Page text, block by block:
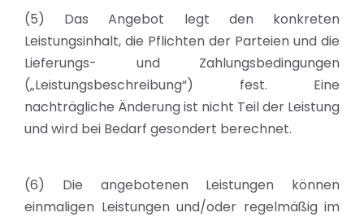
(5) Das Angebot legt den konkreten
Leistungsinhalt, die Pflichten der Parteien und die
Lieferungs- und Zahlungsbedingungen
(„Leistungsbeschreibung“) fest. Eine
nachträgliche Änderung ist nicht Teil der Leistung
und wird bei Bedarf gesondert berechnet.
(6) Die angebotenen Leistungen können
einmaligen Leistungen und/oder regelmäßig im